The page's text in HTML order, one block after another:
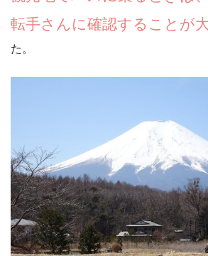
転手さんに確認することが
た。